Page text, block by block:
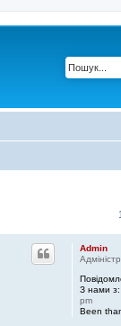
Admin
З нами з:
pm
Been